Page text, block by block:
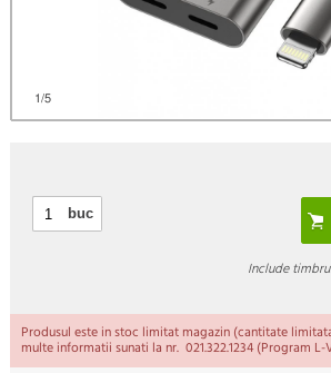
1/5
buc
Include
Produsul este in stoc limitat magazin (cantitate
multe informatii sunati la nr. 021.322.1234 (Program L-